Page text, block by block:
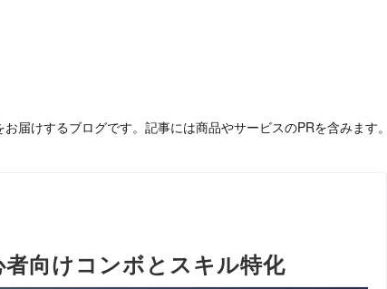
届けするブログです。記事には商品やサービスのPRを含みます。
者向けコンボとスキル特化